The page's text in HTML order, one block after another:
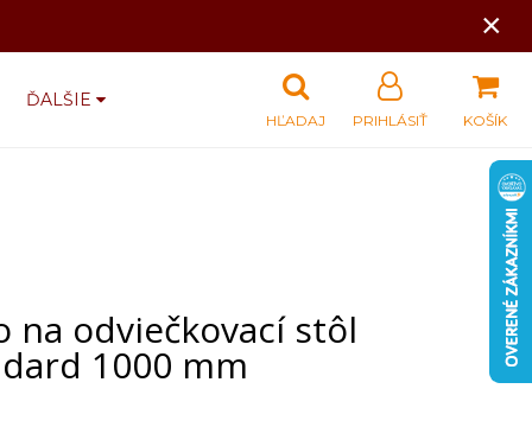
×
ĎALŠIE
KOŠÍK
PRIHLÁSIŤ
HĽADAJ
na odviečkovací stôl
1000 mm